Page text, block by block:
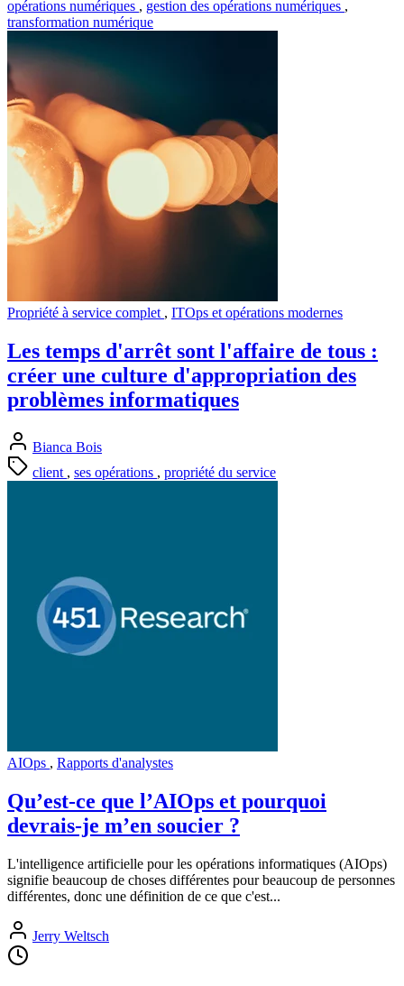
opérations numériques , gestion des opérations numériques ,
transformation numérique
Propriété à service complet , ITOps et opérations modernes
Les temps d'arrêt sont l'affaire de tous :
créer une culture d'appropriation des
problèmes informatiques
Bianca Bois
client , ses opérations , propriété du service
AIOps , Rapports d'analystes
Qu’est-ce que l’AIOps et pourquoi
devrais-je m’en soucier ?
L'intelligence artificielle pour les opérations informatiques (AIOps)
signifie beaucoup de choses différentes pour beaucoup de personnes
différentes, donc une définition de ce que c'est...
Jerry Weltsch